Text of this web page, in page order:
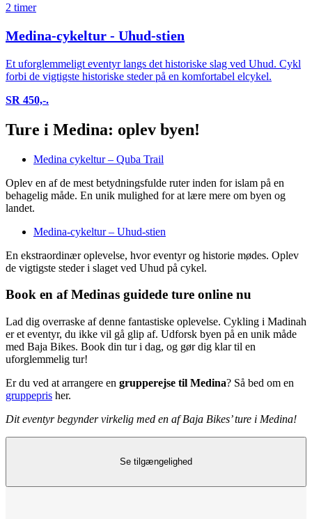
2 timer
Medina-cykeltur - Uhud-stien
Et uforglemmeligt eventyr langs det historiske slag ved Uhud. Cykl
forbi de vigtigste historiske steder på en komfortabel elcykel.
SR 450,-.
Ture i Medina: oplev byen!
Medina cykeltur – Quba Trail
Oplev en af de mest betydningsfulde ruter inden for islam på en
behagelig måde. En unik mulighed for at lære mere om byen og
landet.
Medina-cykeltur – Uhud-stien
En ekstraordinær oplevelse, hvor eventyr og historie mødes. Oplev
de vigtigste steder i slaget ved Uhud på cykel.
Book en af Medinas guidede ture online nu
Lad dig overraske af denne fantastiske oplevelse. Cykling i Madinah
er et eventyr, du ikke vil gå glip af. Udforsk byen på en unik måde
med Baja Bikes. Book din tur i dag, og gør dig klar til en
uforglemmelig tur!
Er du ved at arrangere en grupperejse til Medina? Så bed om en
gruppepris her.
Dit eventyr begynder virkelig med en af Baja Bikes’ ture i Medina!
Se tilgængelighed